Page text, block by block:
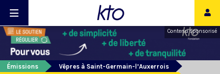
Contenu sponsorisé
Émissions
Vêpres à Saint-Germain-l’Auxerrois